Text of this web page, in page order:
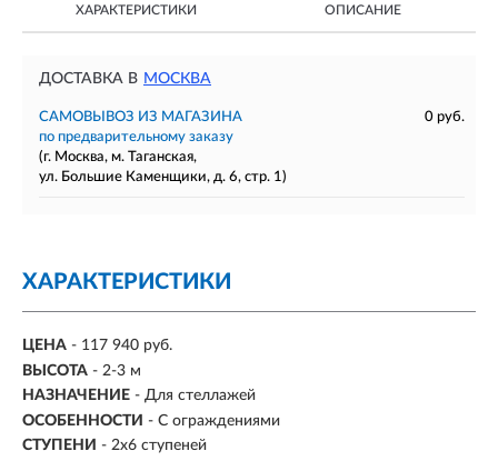
ХАРАКТЕРИСТИКИ ОПИСАНИЕ
ДОСТАВКА В МОСКВА
САМОВЫВОЗ ИЗ МАГАЗИНА
0 руб.
по предварительному заказу
(г. Москва, м. Таганская,
ул. Большие Каменщики, д. 6, стр. 1)
ХАРАКТЕРИСТИКИ
ЦЕНА - 117 940 руб.
ВЫСОТА - 2-3 м
НАЗНАЧЕНИЕ - Для стеллажей
ОСОБЕННОСТИ - С ограждениями
СТУПЕНИ - 2х6 ступеней